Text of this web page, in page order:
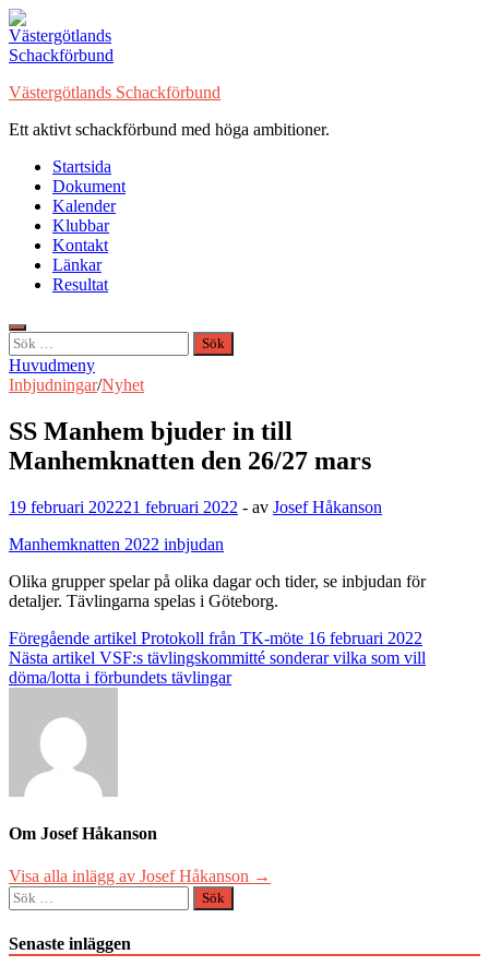
Hoppa
till
innehåll
Västergötlands Schackförbund
Ett aktivt schackförbund med höga ambitioner.
Startsida
Dokument
Kalender
Klubbar
Kontakt
Länkar
Resultat
Sök
efter:
Huvudmeny
Inbjudningar/Nyhet
SS Manhem bjuder in till
Manhemknatten den 26/27 mars
19 februari 202221 februari 2022 - av Josef Håkanson
Manhemknatten 2022 inbjudan
Olika grupper spelar på olika dagar och tider, se inbjudan för
detaljer. Tävlingarna spelas i Göteborg.
Inläggsnavigering
Föregående artikel Protokoll från TK-möte 16 februari 2022
Nästa artikel VSF:s tävlingskommitté sonderar vilka som vill
döma/lotta i förbundets tävlingar
Om Josef Håkanson
Visa alla inlägg av Josef Håkanson →
Sök
efter:
Senaste inläggen